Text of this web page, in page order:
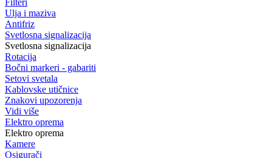
Filteri
Ulja i maziva
Antifriz
Svetlosna signalizacija
Svetlosna signalizacija
Rotacija
Bočni markeri - gabariti
Setovi svetala
Kablovske utičnice
Znakovi upozorenja
Vidi više
Elektro oprema
Elektro oprema
Kamere
Osigurači